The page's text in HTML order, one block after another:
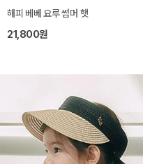
해피 베베 요루 썸머 햇
21,800원